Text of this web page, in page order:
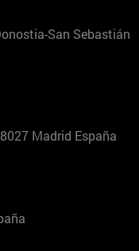
San Sebastián
Madrid España